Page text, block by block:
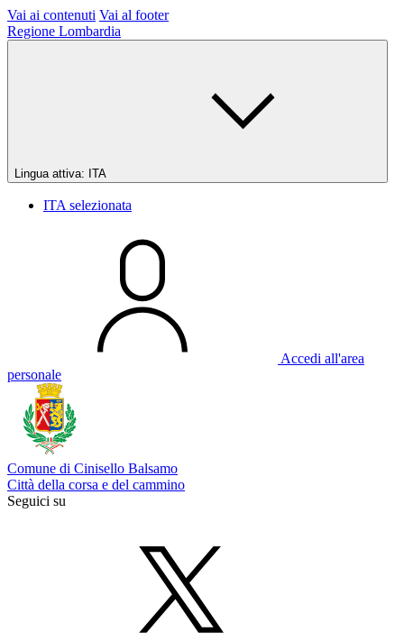
Vai ai contenuti Vai al footer
Regione Lombardia
Lingua attiva: ITA
ITA selezionata
Accedi all'area
personale
Comune di Cinisello Balsamo
Città della corsa e del cammino
Seguici su